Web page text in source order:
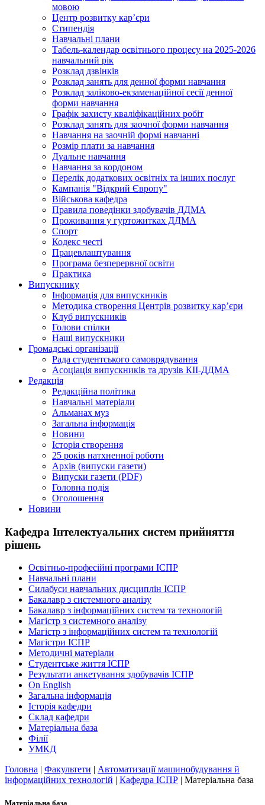
мовою
Центр розвитку кар’єри
Стипендія
Навчальні плани
Табель-календар освітнього процесу на 2025-2026
навчальний рік
Розклад дзвінків
Розклад занять для денної форми навчання
Розклад заліково-екзаменаційної сесії денної
форми навчання
Графік захисту кваліфікаційних робіт
Розклад занять для заочної форми навчання
Навчання на заочній формі навчанні
Розмір плати за навчання
Дуальне навчання
Навчання за кордоном
Перелік додаткових освітніх та інших послуг
Кампанія "Відкрий Європу"
Військова кафедра
Правила поведінки здобувачів ДДМА
Проживання у гуртожитках ДДМА
Спорт
Кодекс честі
Працевлаштування
Програма безперервної освіти
Практика
Випускнику
Інформація для випускників
Методика створення Центрів розвитку кар’єри
Клуб випускників
Голови спілки
Наші випускники
Громадські організації
Рада студентського самоврядування
Асоціація випускників та друзів КІІ-ДДМА
Редакція
Редакційна політика
Навчальні матеріали
Альманах муз
Загальна інформація
Новини
Історія створення
25 років натхненної роботи
Архів (випуски газети)
Випуски газети (PDF)
Головна подія
Оголошення
Новини
Кафедра Інтелектуальних систем прийняття
рішень
Освітньо-професійні програми ІСПР
Навчальні плани
Силабуси навчальних дисциплін ІСПР
Бакалавр з системного аналізу
Бакалавр з інформаційних систем та технологій
Магістр з системного аналізу
Магістр з інформаційних систем та технологій
Магістри ІСПР
Методичнi матерiали
Студентське життя ІСПР
Результати анкетування здобувачів ІСПР
On English
Загальна інформація
Історія кафедри
Склад кафедри
Матеріальна база
Філії
УМКД
Головна | Факультети | Автоматизації машинобудування й
інформаційних технологій | Кафедра ІСПР | Матеріальна база
Матеріальна база